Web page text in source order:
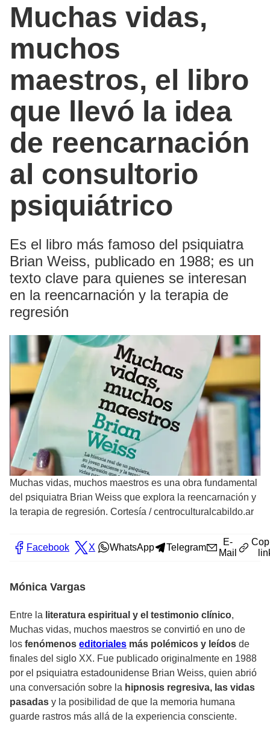
Muchas vidas,
muchos
maestros, el libro
que llevó la idea
de reencarnación
al consultorio
psiquiátrico
Es el libro más famoso del psiquiatra
Brian Weiss, publicado en 1988; es un
texto clave para quienes se interesan
en la reencarnación y la terapia de
regresión
Muchas vidas, muchos maestros es una obra fundamental
del psiquiatra Brian Weiss que explora la reencarnación y
la terapia de regresión. Cortesía /centroculturalcabildo.ar
Facebook X WhatsApp Telegram
E-
Mail
Mónica Vargas
Entre la literatura espiritual y el testimonio clínico,
Muchas vidas, muchos maestros se convirtió en uno de
los fenómenos editoriales más polémicos y leídos de
finales del siglo XX. Fue publicado originalmente en 1988
por el psiquiatra estadounidense Brian Weiss, quien abrió
una conversación sobre la hipnosis regresiva, las vidas
pasadas y la posibilidad de que la memoria humana
guarde rastros más allá de la experiencia consciente.